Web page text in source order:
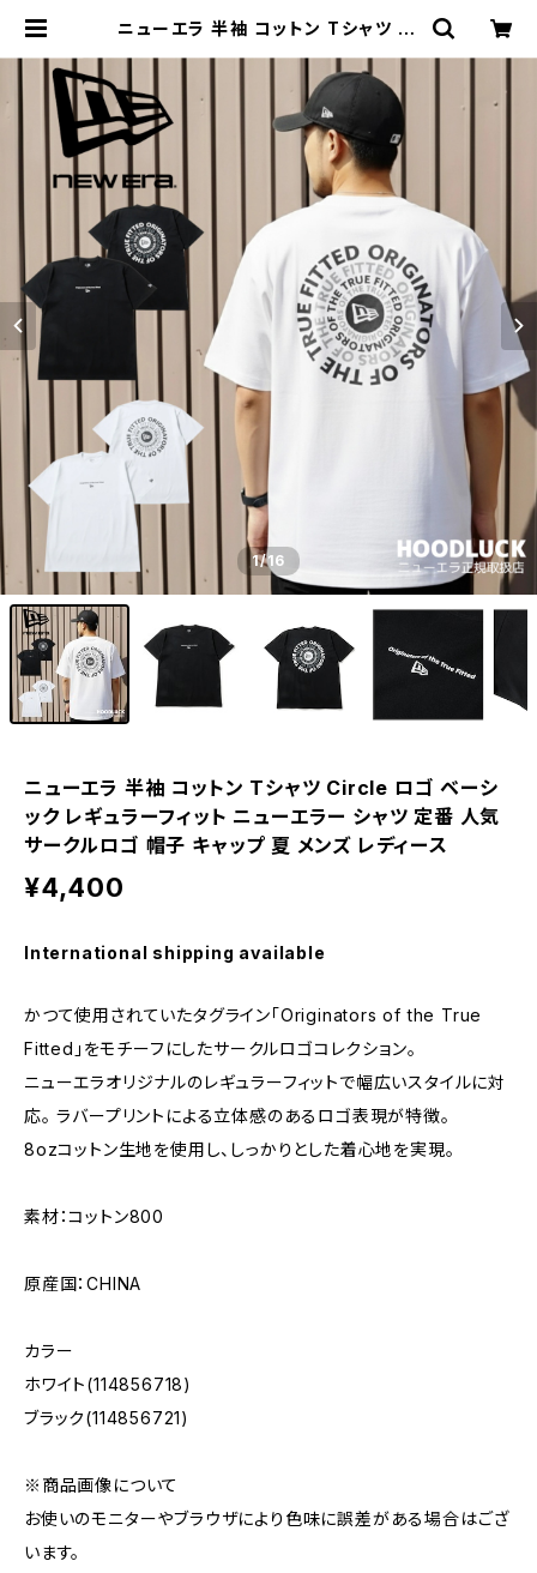
ニューエラ 半袖 コットン Tシャツ Ci
ット ニューエラー シャツ 定番 人気
サークルロゴ 帽子 キャップ 夏 メンズ
レディース | HOOD LUCK a.k.a ガ
リュウクラフト
1/16
ニューエラ 半袖 コットン Tシャツ Circle ロゴ ベーシ
ック レギュラーフィット ニューエラー シャツ 定番 人気
サークルロゴ 帽子 キャップ 夏 メンズ レディース
¥4,400
International shipping available
かつて使用されていたタグライン「Originators of the True
Fitted」をモチーフにしたサークルロゴコレクション。
ニューエラオリジナルのレギュラーフィットで幅広いスタイルに対
応。 ラバープリントによる立体感のあるロゴ表現が特徴。
8ozコットン生地を使用し、しっかりとした着心地を実現。
素材：コットン800
原産国：CHINA
カラー
ホワイト(114856718)
ブラック(114856721)
※商品画像について
お使いのモニターやブラウザにより色味に誤差がある場合はござ
います。